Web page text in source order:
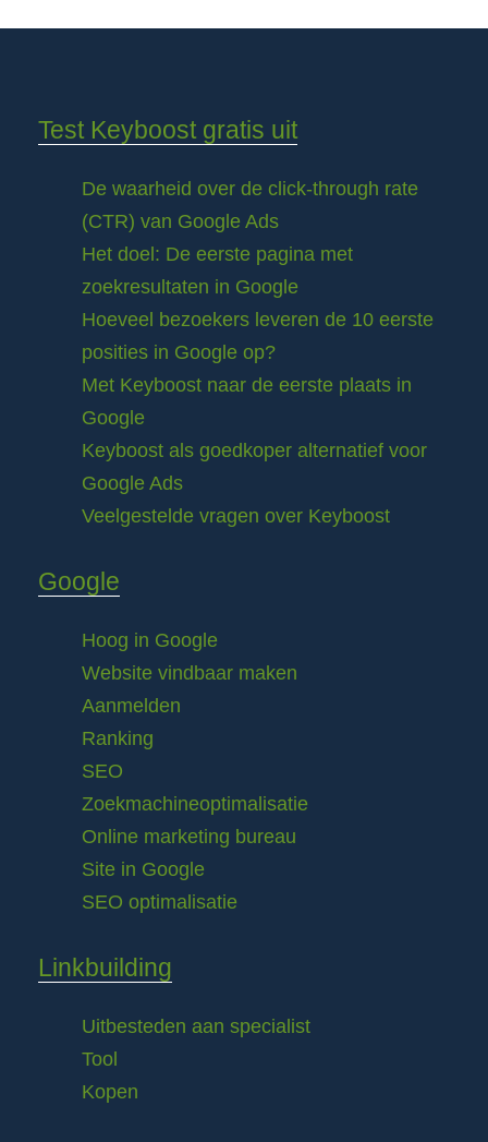
Test Keyboost gratis uit
De waarheid over de click-through rate
(CTR) van Google Ads
Het doel: De eerste pagina met
zoekresultaten in Google
Hoeveel bezoekers leveren de 10 eerste
posities in Google op?
Met Keyboost naar de eerste plaats in
Google
Keyboost als goedkoper alternatief voor
Google Ads
Veelgestelde vragen over Keyboost
Google
Hoog in Google
Website vindbaar maken
Aanmelden
Ranking
SEO
Zoekmachineoptimalisatie
Online marketing bureau
Site in Google
SEO optimalisatie
Linkbuilding
Uitbesteden aan specialist
Tool
Kopen